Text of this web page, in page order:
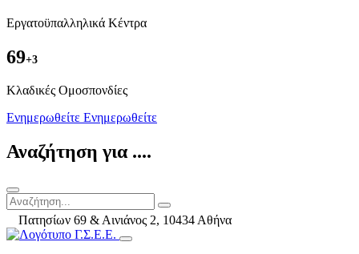
Εργατοϋπαλληλικά Κέντρα
69+3
Kλαδικές Ομοσπονδίες
Ενημερωθείτε Ενημερωθείτε
Αναζήτηση για ....
Πατησίων 69 & Αινιάνος 2, 10434 Αθήνα